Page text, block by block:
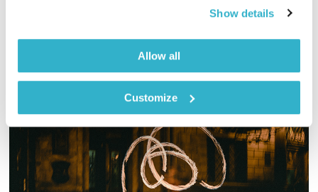
Show details
Allow all
Customize